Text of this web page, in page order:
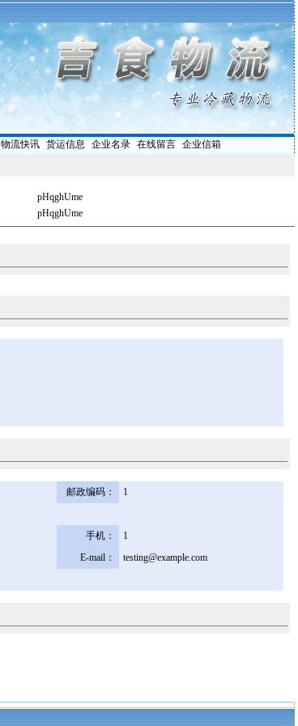
物流快讯| 货运信息 企业名录| 在线留言| 企业信箱
pHqghUme
pHqghUme
邮政编码：
1
手机：
1
E-mail：
testing@example.com